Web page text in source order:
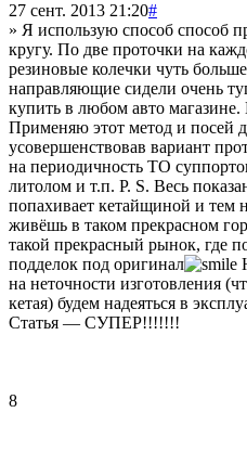
27 сент. 2013 21:20#
» Я использую способ способ
кругу. По две проточки на
резиновые колечки чуть
направляющие сидели очень
купить в любом авто магазине.
Применяю этот метод и посей
усовершенствовав вариант
на периодичность ТО
литолом и т.п. P. S. Весь
попахивает кетайщиной и тем
живёшь в таком прекрасном
такой прекрасный рынок, где
подделок под оригинал
на неточности изготовления
кетая) будем надеяться в
Статья — СУПЕР!!!!!!!
8